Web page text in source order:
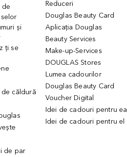
de
și
ți se
căldură
de par
Reduceri
Douglas Beauty Card
Aplicația Douglas
Beauty Services
Make-up-Services
DOUGLAS Stores
Lumea cadourilor
Douglas Beauty Card
Voucher Digital
Idei de cadouri pentru ea
Idei de cadouri pentru el